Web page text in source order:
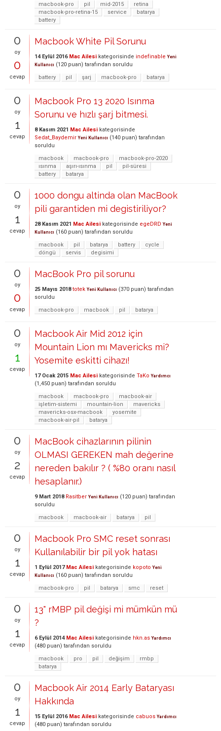
macbook-pro pil mid-2015
retina
macbook-pro-retina-15
service
batarya
battery
0
oy
0
cevap
Macbook White Pil Sorunu
14 Eylül 2016 Mac Ailesi kategorisinde indefinable Yeni
Kullanıcı (120 puan) tarafından soruldu
battery
pil şarj macbook-pro batarya
0
oy
1
cevap
Macbook Pro 13 2020 Isınma
Sorunu ve hızlı şarj bitmesi.
8 Kasım 2021 Mac Ailesi kategorisinde
Sedat_Baydemir Yeni Kullanıcı (140 puan) tarafından
soruldu
macbook
macbook-pro
macbook-pro-2020
ısınma
aşırı-ısınma pil
pil-süresi
battery
batarya
0
oy
1
cevap
1000 dongu altinda olan MacBook
pili garantiden mi degistiriliyor?
28 Kasım 2021 Mac Ailesi kategorisinde egeDRD Yeni
Kullanıcı (160 puan) tarafından soruldu
macbook
pil batarya battery
cycle
döngü
servis degisimi
0
oy
0
cevap
MacBook Pro pil sorunu
25 Mayıs 2018 totek Yeni Kullanıcı (370 puan) tarafından
soruldu
macbook-pro
macbook pil batarya
0
oy
1
cevap
Macbook Air Mid 2012 için
Mountain Lion mı Mavericks mi?
Yosemite eskitti cihazı!
17 Ocak 2015 Mac Ailesi kategorisinde TaKo Yardımcı
(1,450 puan) tarafından soruldu
macbook
macbook-pro
macbook-air
işletim-sistemi
mountain-lion
mavericks
mavericks-osx-macbook
yosemite
macbook-air-pil
batarya
0
oy
2
cevap
MacBook cihazlarının pilinin
OLMASI GEREKEN mah değerine
nereden bakılır ? ( %80 oranı nasıl
hesaplanır.)
9 Mart 2018 Rasitber Yeni Kullanıcı (120 puan) tarafından
soruldu
macbook
macbook-air batarya pil
0
oy
1
cevap
Macbook Pro SMC reset sonrası
Kullanılabilir bir pil yok hatası
1 Eylül 2017 Mac Ailesi kategorisinde kopoto Yeni
Kullanıcı (160 puan) tarafından soruldu
macbook-pro
pil batarya smc reset
0
oy
1
cevap
13" rMBP pil değişi mi mümkün mü
?
6 Eylül 2014 Mac Ailesi kategorisinde hkn.as Yardımcı
(480 puan) tarafından soruldu
macbook
pro pil değişim
rmbp
batarya
0
oy
1
cevap
Macbook Air 2014 Early Bataryası
Hakkında
15 Eylül 2016 Mac Ailesi kategorisinde cabuos Yardımcı
(480 puan) tarafından soruldu